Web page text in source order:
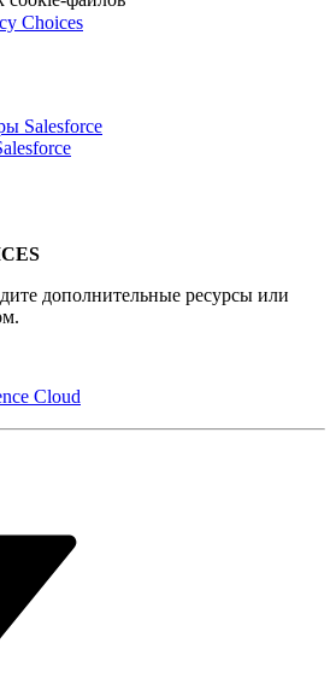
Очистить все Готово
отсутствуют
Choices
Salesforce
дополнительные ресурсы или
Cloud